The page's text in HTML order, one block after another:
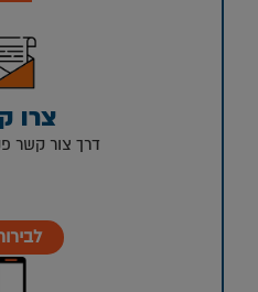
צרו
דרך צור קשר